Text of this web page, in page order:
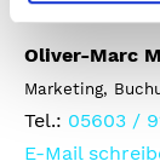
Oliver-Marc
Marketing,
Tel.: 05603 /
E-Mail